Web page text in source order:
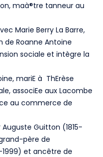
maà®tre tanneur au
Marie Berry La Barre,
de Roanne Antoine
sociale et intègre la
mariE à ThErèse
associEe aux Lacombe
au commerce de
Guitton (1815-
père de
1999) et ancêtre de